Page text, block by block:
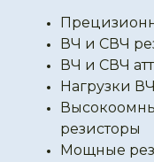
ВЧ и СВЧ
ВЧ и СВЧ
Нагрузки
резисторы
Мощные